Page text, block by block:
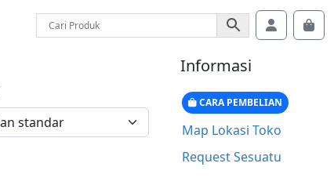
Account
Informasi
CARA PEMBELIAN
Map Lokasi Toko
Request Sesuatu